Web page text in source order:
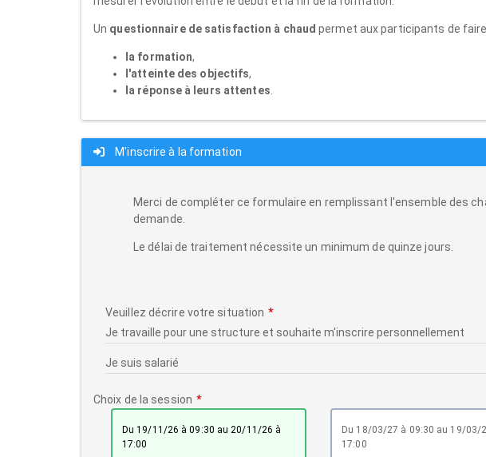
Un questionnaire de satisfaction à chaud permet aux participants de
la formation,
l'atteinte des objectifs,
la réponse à leurs attentes
M'inscrire à la formation
Merci de compléter ce formulaire en remplissant l'ensemble des
demande.
Le délai de traitement nécessite un minimum de quinze jours.
Veuillez décrire votre situation
Choix de la session
du 19/11/26 à 09:30 au 20/11/26 à
17:00
du 18/03/27 à 09:30 au 19/03/27 à
17:00